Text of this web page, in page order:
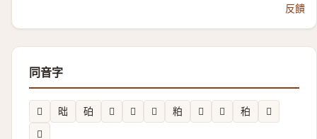
反饋
同音字
𬍾 昢 砶 𣉨 𣖐 𳊚 粕 𧴤 𥗟 䄸
𢶉
𮀏